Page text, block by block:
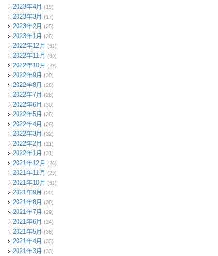
2023年4月 (19)
2023年3月 (17)
2023年2月 (25)
2023年1月 (26)
2022年12月 (31)
2022年11月 (30)
2022年10月 (29)
2022年9月 (30)
2022年8月 (28)
2022年7月 (28)
2022年6月 (30)
2022年5月 (26)
2022年4月 (26)
2022年3月 (32)
2022年2月 (21)
2022年1月 (31)
2021年12月 (26)
2021年11月 (29)
2021年10月 (31)
2021年9月 (30)
2021年8月 (30)
2021年7月 (29)
2021年6月 (24)
2021年5月 (36)
2021年4月 (33)
2021年3月 (33)